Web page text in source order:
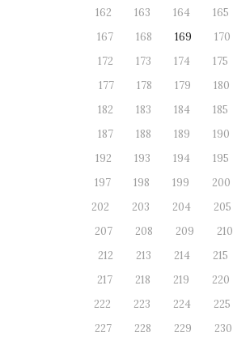
162
163 164 165
167
168 169 170
172
173 174 175
177
178 179 180
182
183 184 185
187
188 189 190
192
193 194 195
197
198 199 200
202
203 204 205
207
208 209 210
212
213 214 215
217
218 219 220
222
223 224 225
227
228 229 230